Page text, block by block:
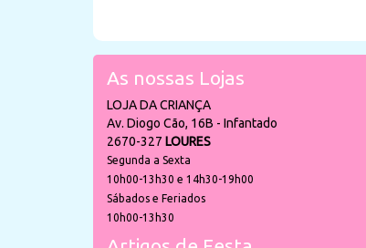
As nossas Lojas
LOJA DA CRIANÇA
Av. Diogo Cão, 16B - Infantado
2670-327 LOURES
Segunda a Sexta
10h00-13h30 e 14h30-19h00
Sábados e Feriados
10h00-13h30